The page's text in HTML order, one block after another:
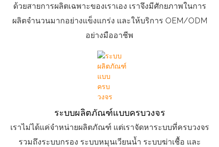
ด้วยสายการผลิตเฉพาะของเราเอง เราจึงมีศักยภาพในการ
ผลิตจำนวนมากอย่างแข็งแกร่ง และให้บริการ OEM/ODM
อย่างมืออาชีพ
ระบบผลิตภัณฑ์แบบครบวงจร
เราไม่ได้แค่จำหน่ายผลิตภัณฑ์ แต่เราจัดหาระบบที่ครบวงจร
รวมถึงระบบกรอง ระบบหมุนเวียนน้ำ ระบบฆ่าเชื้อ และ